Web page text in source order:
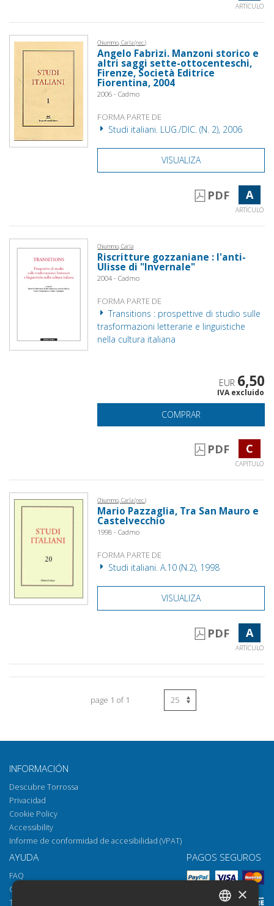
ARTÍCULO
Chiummo, Carla (rec.)
Angelo Fabrizi. Manzoni storico e
altri saggi sette-ottocenteschi,
Firenze, Società Editrice
Fiorentina, 2004
2006 - Cadmo
FORMA PARTE DE
Studi italiani. LUG./DIC. (N. 2), 2006
VISUALIZA
PDF A
ARTÍCULO
Chiummo, Carla
Riscritture gozzaniane : l'anti-
Ulisse di "Invernale"
2004 - Cadmo
FORMA PARTE DE
Transitions : prospettive di studio sulle
trasformazioni letterarie e linguistiche
nella cultura italiana
EUR 6,50
IVA excluido
COMPRAR
PDF C
CAPÍTULO
Chiummo, Carla (rec.)
Mario Pazzaglia, Tra San Mauro e
Castelvecchio
1998 - Cadmo
FORMA PARTE DE
Studi italiani. A.10 (N.2), 1998
VISUALIZA
PDF A
ARTÍCULO
page 1 of 1
INFORMACIÓN
Descubre Torrossa
Privacidad
Cookie Policy
Accessibility
Informe de conformidad de accesibilidad (VPAT)
AYUDA
FAQ
Cómo abrir los archivos
Torrossa Reader
PAGOS SEGUROS
×